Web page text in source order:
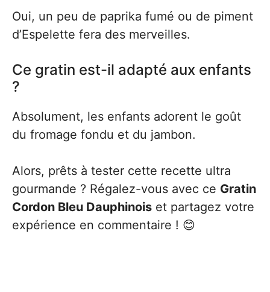
Oui, un peu de paprika fumé ou de piment
d’Espelette fera des merveilles.
Ce gratin est-il adapté aux enfants
?
Absolument, les enfants adorent le goût
du fromage fondu et du jambon.
Alors, prêts à tester cette recette ultra
gourmande ? Régalez-vous avec ce Gratin
Cordon Bleu Dauphinois et partagez votre
expérience en commentaire ! 😊